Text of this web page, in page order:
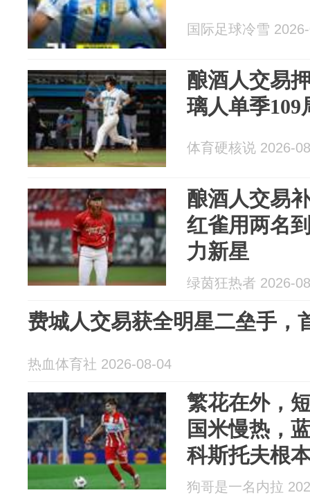
国际足球冷雪
酿酒人交易
璃人单季109
体育硬核说 2026-
酿酒人交易
红雀用两名
力新星
绿茵狂热者 2026-
费城人交易获全明星二垒手，
热血体育社 2026-08-04
繁花在外，
国米慢热，
科斯托夫根
狗哥是一名内拉